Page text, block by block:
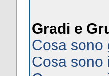
Gradi e
Cosa sono
Cosa sono